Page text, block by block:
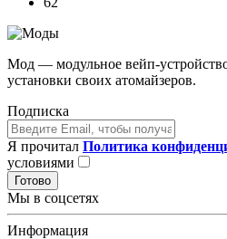
Мод — модульное вейп-
установки своих атомайзеров.
Подписка
Я прочитал Политика
условиями
Готово
Мы в соцсетях
Информация